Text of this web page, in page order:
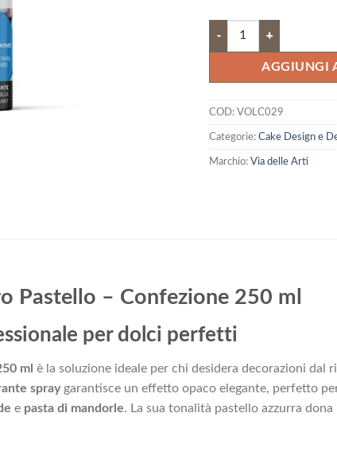
Colorante Spray Azzurro
AGGIUNGI
COD: VOLC029
Categorie: Cake Design e
Marchio: Via delle Arti
Pastello – Confezione 250 ml
per dolci perfetti
ml è la soluzione ideale per chi desidera decorazioni
spraygarantisce un effetto opaco elegante, perfetto
e pasta di mandorle. La sua tonalità pastello azzurra